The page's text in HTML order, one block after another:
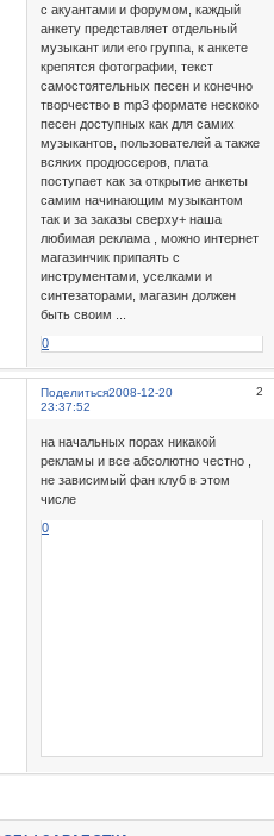
с акуантами и форумом, каждый
анкету представляет отдельный
музыкант или его группа, к анкете
крепятся фотографии, текст
самостоятельных песен и конечно
творчество в mp3 формате нескоко
песен доступных как для самих
музыкантов, пользователей а также
всяких продюссеров, плата
поступает как за открытие анкеты
самим начинающим музыкантом
так и за заказы сверху+ наша
любимая реклама , можно интернет
магазинчик припаять с
инструментами, уселками и
синтезаторами, магазин должен
быть своим ...
0
Поделиться 2
2008-12-20
23:37:52
на начальных порах никакой
рекламы и все абсолютно честно ,
не зависимый фан клуб в этом
числе
0